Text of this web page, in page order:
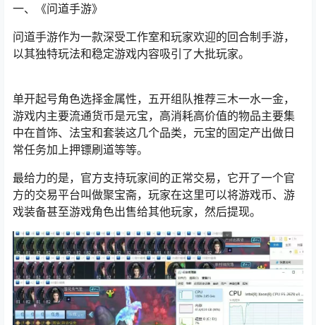
一、
《问道手游》
问道手游作为一款深受工作室和玩家欢迎的回合制手游，
以其独特玩法和稳定游戏内容吸引了大批玩家。
单开起号角色选择金属性，五开组队推荐三木一水一金，
游戏内主要流通货币是元宝， 高消耗高价值的物品主要集
中在首饰、法宝和套装这几个品类，元宝的固定产出做日
常任务加上押镖刷道等等。
最给力的是，官方支持玩家间的正常交易，它开了一个官
方的交易平台叫做聚宝斋，玩家在这里可以将游戏币、游
戏装备甚至游戏角色出售给其他玩家，然后提现。